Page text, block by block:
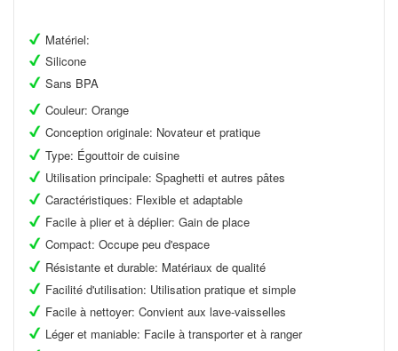
Matériel:
Silicone
Sans BPA
Couleur: Orange
Conception originale: Novateur et pratique
Type: Égouttoir de cuisine
Utilisation principale: Spaghetti et autres pâtes
Caractéristiques: Flexible et adaptable
Facile à plier et à déplier: Gain de place
Compact: Occupe peu d'espace
Résistante et durable: Matériaux de qualité
Facilité d'utilisation: Utilisation pratique et simple
Facile à nettoyer: Convient aux lave-vaisselles
Léger et maniable: Facile à transporter et à ranger